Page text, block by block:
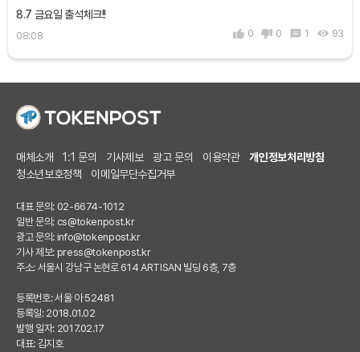
8.7 금요일 출석체크!!
08:08 0 0 1 93
매체소개 1:1 문의 기사제보 광고 문의 이용약관
개인정보처리방침
청소년보호정책
이메일무단수집거부
대표 문의: 02-6674-1012
일반 문의: cs@tokenpost.kr
광고 문의: info@tokenpost.kr
기사 제보: press@tokenpost.kr
주소: 서울시 강남구 논현로 614 ARTISAN 빌딩 6층, 7층
등록번호: 서울 아 52481
등록일: 2018.01.02
발행 일자: 2017.02.17
대표: 김지호